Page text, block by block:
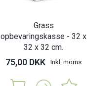
Grass
opbevaringskasse - 32 x
32 x 32 cm.
75,00 DKK Inkl. moms